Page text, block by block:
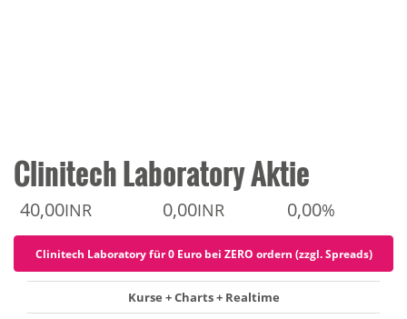
Clinitech Laboratory Aktie
40,00INR 0,00INR 0,00%
Clinitech Laboratory für 0 Euro bei ZERO ordern (zzgl. Spreads)
Kurse + Charts + Realtime